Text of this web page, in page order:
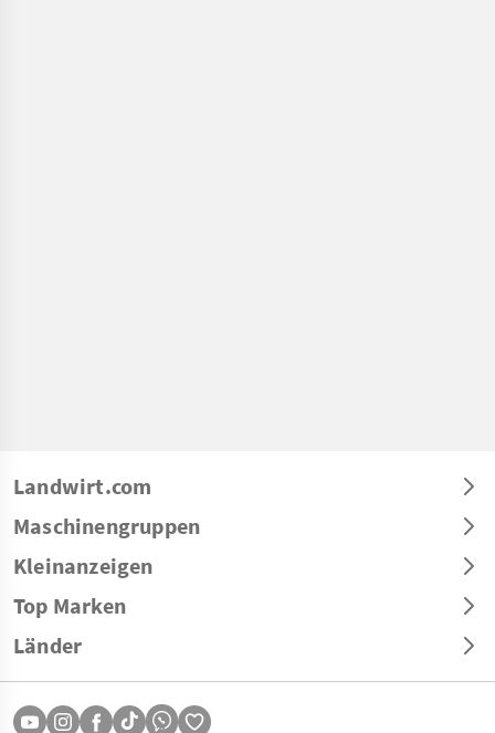
Landwirt.com
Maschinengruppen
Kleinanzeigen
Top Marken
Länder